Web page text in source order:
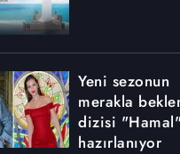
Yeni sezonun
merakla
dizisi
hazırlanıyor